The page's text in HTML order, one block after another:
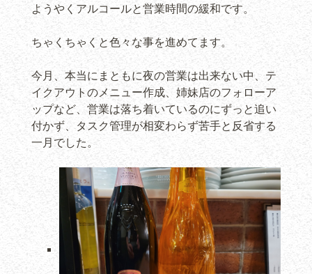
ようやくアルコールと営業時間の緩和です。
ちゃくちゃくと色々な事を進めてます。
今月、本当にまともに夜の営業は出来ない中、テ
イクアウトのメニュー作成、姉妹店のフォローア
ップなど、営業は落ち着いているのにずっと追い
付かず、タスク管理が相変わらず苦手と反省する
一月でした。